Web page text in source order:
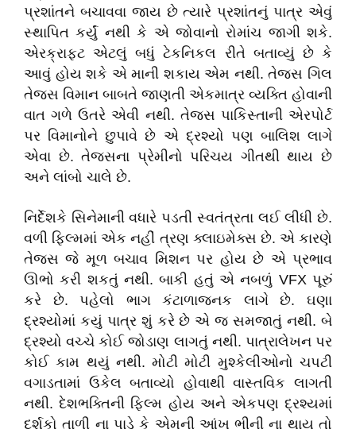
પ્રશાંતને બચાવવા જાય છે ત્યારે પ્રશાંતનું પાત્ર એવું
સ્થાપિત કર્યું નથી કે એ જોવાનો રોમાંચ જાગી શકે.
એરક્રાફ્ટ એટલું બધું ટેકનિકલ રીતે બતાવ્યું છે કે
આવું હોય શકે એ માની શકાય એમ નથી. તેજસ ગિલ
તેજસ વિમાન બાબતે જાણતી એકમાત્ર વ્યક્તિ હોવાની
વાત ગળે ઉતરે એવી નથી. તેજસ પાકિસ્તાની એરપોર્ટ
પર વિમાનોને છુપાવે છે એ દ્રશ્યો પણ બાલિશ લાગે
એવા છે. તેજસના પ્રેમીનો પરિચય ગીતથી થાય છે
અને લાંબો ચાલે છે.
નિર્દેશકે સિનેમાની વધારે પડતી સ્વતંત્રતા લઈ લીધી છે.
વળી ફિલ્મમાં એક નહીં ત્રણ ક્લાઇમેક્સ છે. એ કારણે
તેજસ જે મૂળ બચાવ મિશન પર હોય છે એ પ્રભાવ
ઊભો કરી શકતું નથી. બાકી હતું એ નબળું VFXપૂરું
કરે છે. પહેલો ભાગ કંટાળાજનક લાગે છે. ઘણા
દ્રશ્યોમાં કયું પાત્ર શું કરે છે એ જ સમજાતું નથી. બે
દ્રશ્યો વચ્ચે કોઈ જોડાણ લાગતું નથી. પાત્રાલેખન પર
કોઈ કામ થયું નથી. મોટી મોટી મુશ્કેલીઓનો ચપટી
વગાડતામાં ઉકેલ બતાવ્યો હોવાથી વાસ્તવિક લાગતી
નથી. દેશભક્તિની ફિલ્મ હોય અને એકપણ દ્રશ્યમાં
દર્શકો તાળી ના પાડે કે એમની આંખ ભીની ના થાય તો